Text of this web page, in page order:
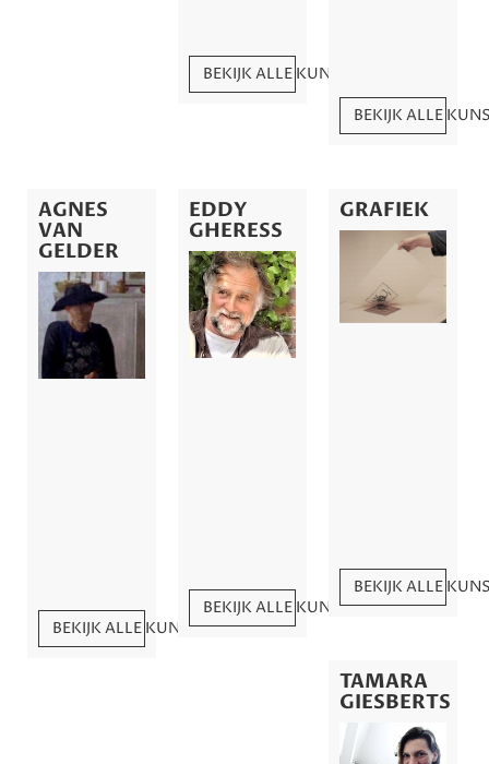
BEKIJK ALLE KUNSTWERKEN
BEKIJK ALLE
AGNES
VAN
GELDER
BEKIJK ALLE KUNSTWERKEN
EDDY
GHERESS
BEKIJK ALLE KUNSTWERKEN
GRAFIEK
BEKIJK ALLE
TAMARA
GIESBERTS